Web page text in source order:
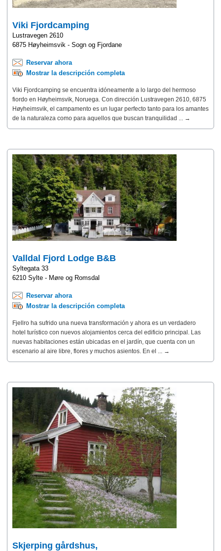
Viki Fjordcamping
Lustravegen 2610
6875 Høyheimsvik - Sogn og Fjordane
Reservar ahora
Mostrar la descripción completa
Viki Fjordcamping se encuentra idóneamente a lo largo del hermoso
fiordo en Høyheimsvik, Noruega. Con dirección Lustravegen 2610, 6875
Høyheimsvik, el campamento es un lugar perfecto tanto para los amantes
de la naturaleza como para aquellos que buscan tranquilidad ... →
Valldal Fjord Lodge B&B
Syltegata 33
6210 Sylte - Møre og Romsdal
Reservar ahora
Mostrar la descripción completa
Fjellro ha sufrido una nueva transformación y ahora es un verdadero
hotel turístico con nuevos alojamientos cerca del edificio principal. Las
nuevas habitaciones están ubicadas en el jardín, que cuenta con un
escenario al aire libre, flores y muchos asientos. En el ... →
Skjerping gårdshus,